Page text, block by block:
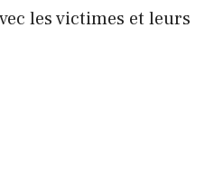
les victimes et leurs